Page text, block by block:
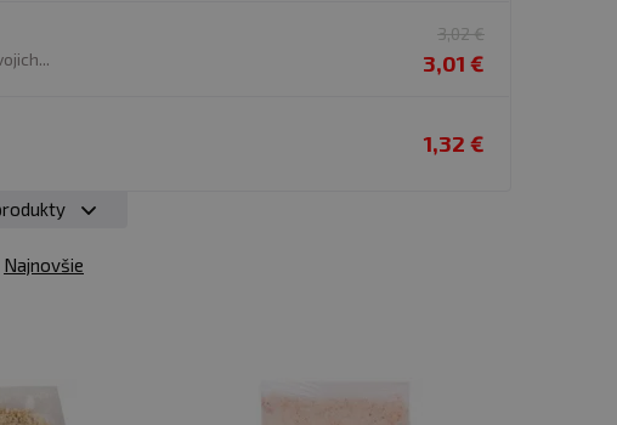
3,02 €
3,01 €
1,32 €
Najnovšie